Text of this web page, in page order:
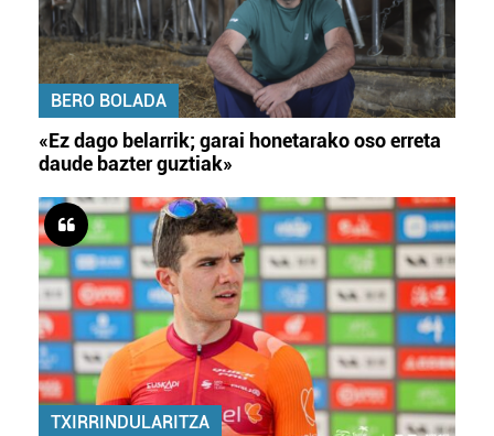
BERO BOLADA
«Ez dago belarrik; garai honetarako oso erreta
daude bazter guztiak»
TXIRRINDULARITZA